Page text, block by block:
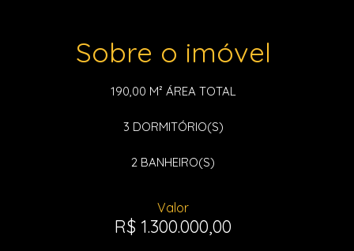
Sobre o imóvel
190,00 M² ÁREA TOTAL
3 DORMITÓRIO(S)
2 BANHEIRO(S)
Valor
R$ 1.300.000,00